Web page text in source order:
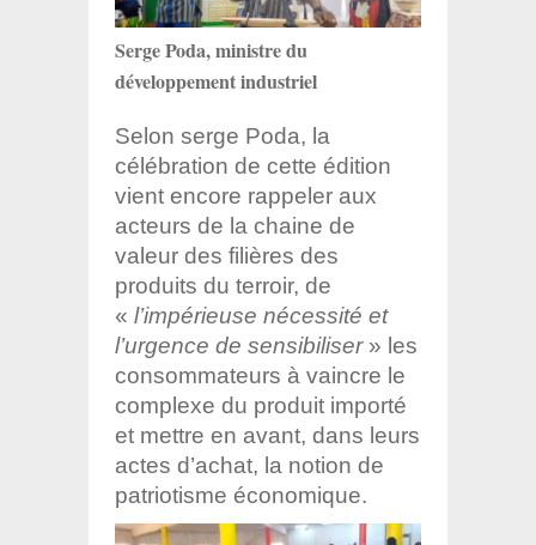
Serge Poda, ministre du
développement industriel
Selon serge Poda, la
célébration de cette édition
vient encore rappeler aux
acteurs de la chaine de
valeur des filières des
produits du terroir, de
« l’impérieuse nécessité et
l’urgence de sensibiliser» les
consommateurs à vaincre le
complexe du produit importé
et mettre en avant, dans leurs
actes d’achat, la notion de
patriotisme économique.